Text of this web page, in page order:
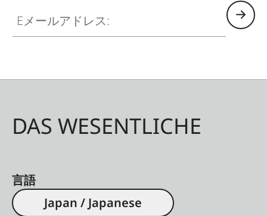
DAS WESENTLICHE
言語
Japan / Japanese